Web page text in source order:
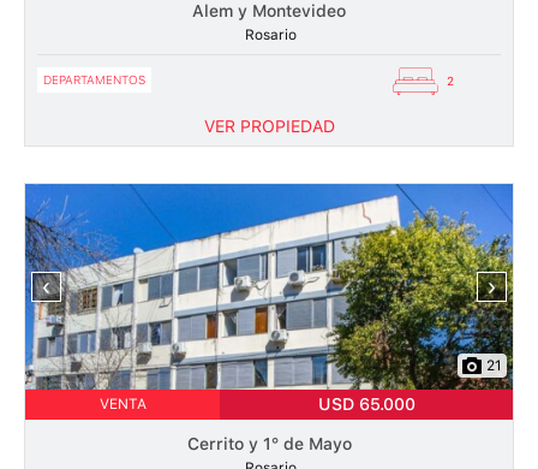
Alem y Montevideo
Rosario
DEPARTAMENTOS 2
VER PROPIEDAD
‹ ›
21
VENTA USD 65.000
Cerrito y 1° de Mayo